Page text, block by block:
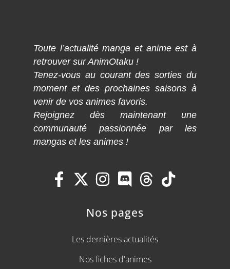
Toute l’actualité manga et anime est à
retrouver sur AnimOtaku !
Tenez-vous au courant des sorties du
moment et des prochaines saisons à
venir de vos animes favoris.
Rejoignez dès maintenant une
communauté passionnée par les
mangas et les animes !
Nos pages
Les dernières actualités
Nos fiches d'animes